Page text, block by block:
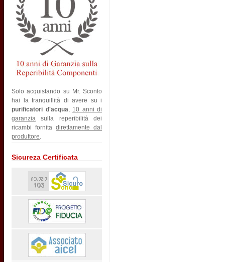
Solo acquistando su Mr. Sconto
hai la tranquillità di avere su i
purificatori d'acqua, 10 anni di
garanzia sulla reperibilità dei
ricambi fornita direttamente dal
produttore.
Sicureza Certificata